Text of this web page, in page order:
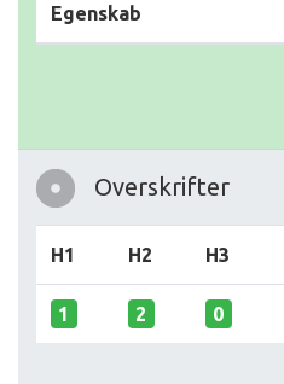
Egenskab
Overskrifter
H1 H2 H3
1 2 0